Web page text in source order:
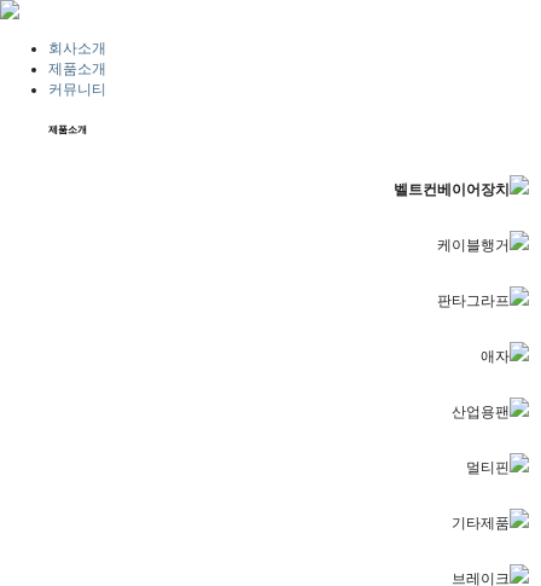
회사소개
제품소개
커뮤니티
제품소개
벨트컨베이어장치
케이블행거
판타그라프
애자
산업용팬
멀티핀
기타제품
브레이크